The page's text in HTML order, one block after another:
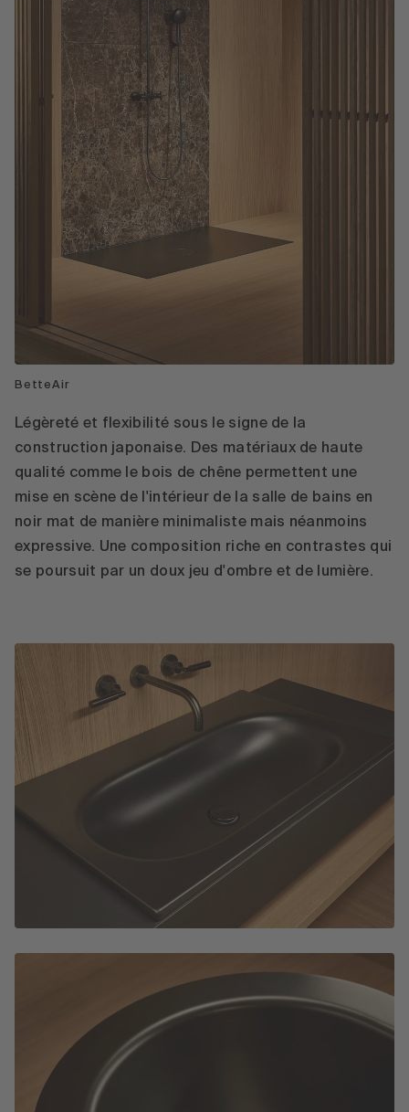
BetteAir
Légèreté et flexibilité sous le signe de la
construction japonaise. Des matériaux de haute
qualité comme le bois de chêne permettent une
mise en scène de l'intérieur de la salle de bains en
noir mat de manière minimaliste mais néanmoins
expressive. Une composition riche en contrastes qui
se poursuit par un doux jeu d'ombre et de lumière.